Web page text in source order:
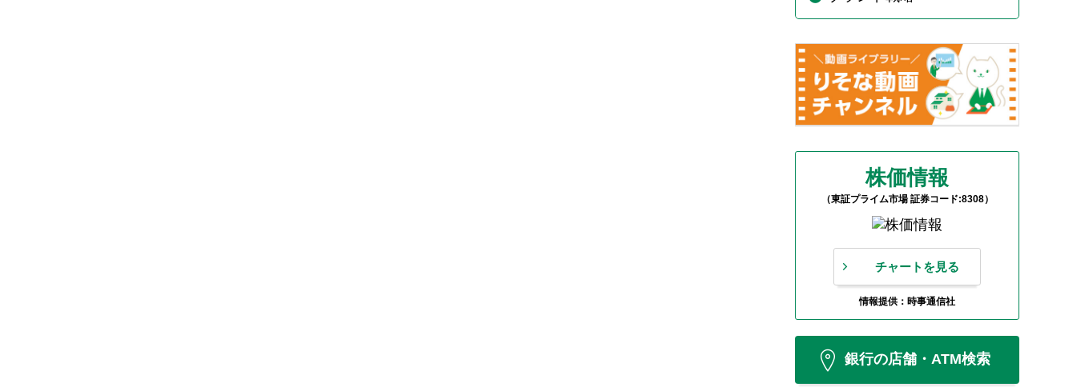
株価情報
（東証プライム市場 証券コード:8308）
チャートを見る
情報提供：時事通信社
銀行の店舗・ATM検索